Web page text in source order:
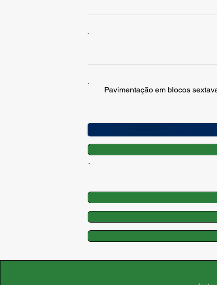
Pavimentação em blocos